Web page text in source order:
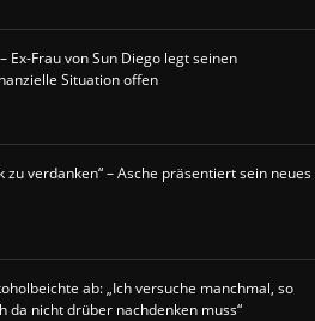
Ex-Frau von Sun Diego legt seinen
Situation offen
zu verdanken“ – Asche präsentiert sein neues
ab: „Ich versuche manchmal, so
da nicht drüber nachdenken muss“